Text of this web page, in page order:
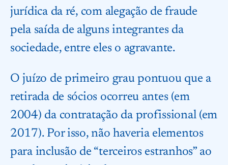
jurídica da ré, com alegação de fraude
pela saída de alguns integrantes da
sociedade, entre eles o agravante.
O juízo de primeiro grau pontuou que a
retirada de sócios ocorreu antes (em
2004) da contratação da profissional (em
2017). Por isso, não haveria elementos
para inclusão de “terceiros estranhos” ao